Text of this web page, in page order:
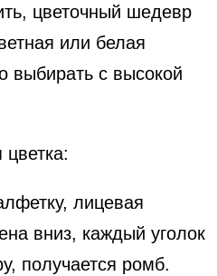
цветочный шедевр
или белая
выбирать с высокой
лицевая
вниз, каждый уголок
получается ромб.